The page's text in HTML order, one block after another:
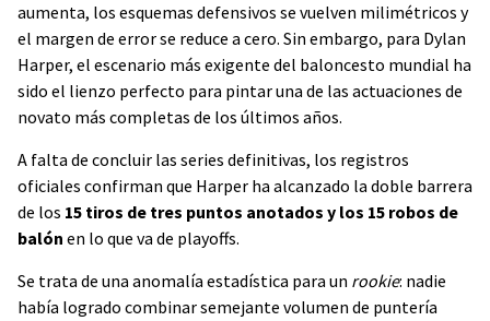
aumenta, los esquemas defensivos se vuelven milimétricos y
el margen de error se reduce a cero. Sin embargo, para Dylan
Harper, el escenario más exigente del baloncesto mundial ha
sido el lienzo perfecto para pintar una de las actuaciones de
novato más completas de los últimos años.
A falta de concluir las series definitivas, los registros
oficiales confirman que Harper ha alcanzado la doble barrera
de los 15 tiros de tres puntos anotados y los 15 robos de
balón en lo que va de playoffs.
Se trata de una anomalía estadística para un rookie: nadie
había logrado combinar semejante volumen de puntería